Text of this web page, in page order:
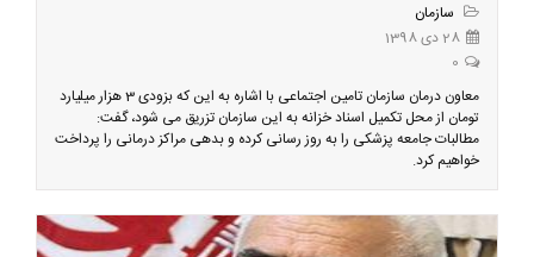
سازمان
28 دی 1398
0
معاون درمان سازمان تامین اجتماعی با اشاره به این که بزودی 3 هزار میلیارد
تومان از محل تکمیل اسناد خزانه به این سازمان تزریق می شود، گفت:
مطالبات جامعه پزشکی را به روز رسانی کرده و بدهی مراکز درمانی را پرداخت
خواهیم کرد.